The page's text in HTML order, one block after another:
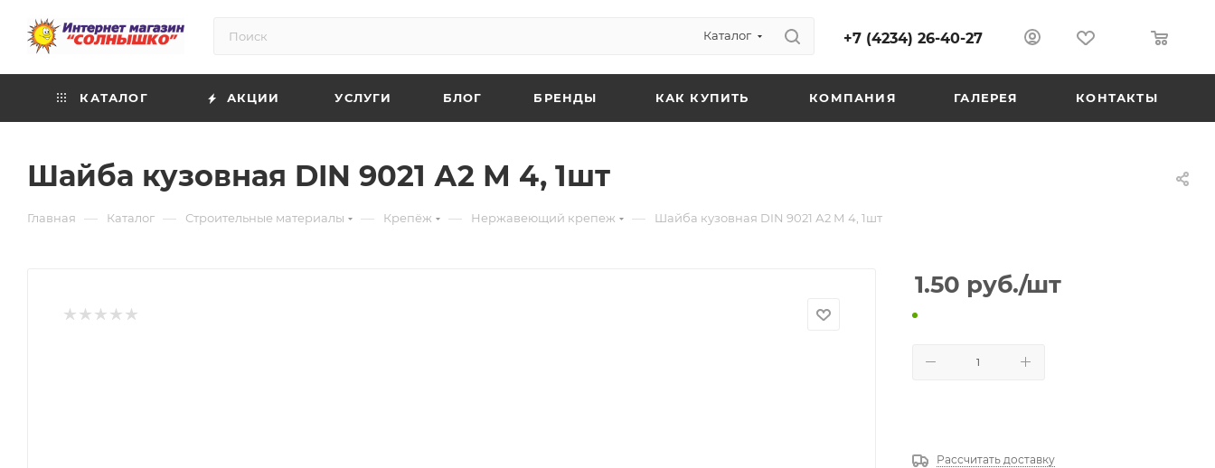
Каталог +7 (4234) 26-40-27
КАТАЛОГ АКЦИИ УСЛУГИ БЛОГ БРЕНДЫ КАК КУПИТЬ КОМПАНИЯ ГАЛЕРЕЯ КОНТАКТЫ
Шайба кузовная DIN 9021 А2 М 4, 1шт
Главная — Каталог — Строительные материалы — Крепёж — Нержавеющий крепеж — Шайба кузовная DIN 9021 А2 М 4, 1шт
1.50 руб./шт
Рассчитать доставку